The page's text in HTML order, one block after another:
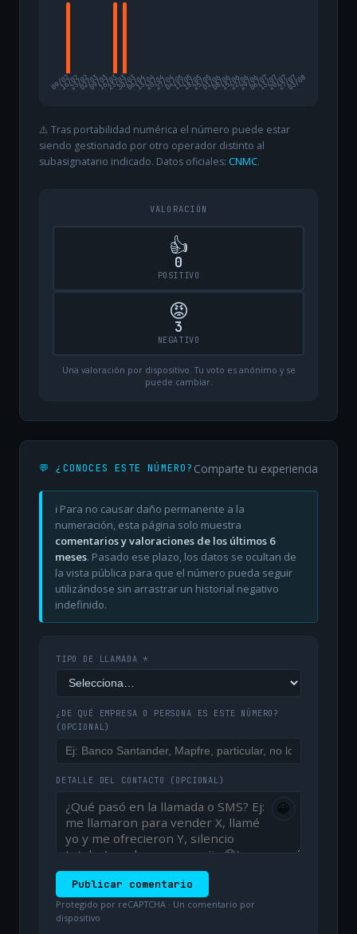
09/02
16/0223/0202/0309/0316/0323/0330/0306/0413/0420/0427/0404/0511/0518/0525/0501/0608/0615/0622/0629/0606/0713/0720/0727/07
03/08
⚠️ Tras portabilidad numérica el número puede estar
siendo gestionado por otro operador distinto al
subasignatario indicado. Datos oficiales: CNMC.
VALORACIÓN
👍
0
POSITIVO
😡
3
NEGATIVO
Una valoración por dispositivo. Tu voto es anónimo y se
puede cambiar.
💬 ¿CONOCES ESTE NÚMERO? Comparte tu experiencia
ℹ️ Para no causar daño permanente a la
numeración, esta página solo muestra
comentarios y valoraciones de los últimos 6
meses. Pasado ese plazo, los datos se ocultan de
la vista pública para que el número pueda seguir
utilizándose sin arrastrar un historial negativo
indefinido.
TIPO DE LLAMADA *
¿DE QUÉ EMPRESA O PERSONA ES ESTE NÚMERO?
(OPCIONAL)
DETALLE DEL CONTACTO (OPCIONAL)
😀
Publicar comentario
Protegido por reCAPTCHA · Un comentario por
dispositivo